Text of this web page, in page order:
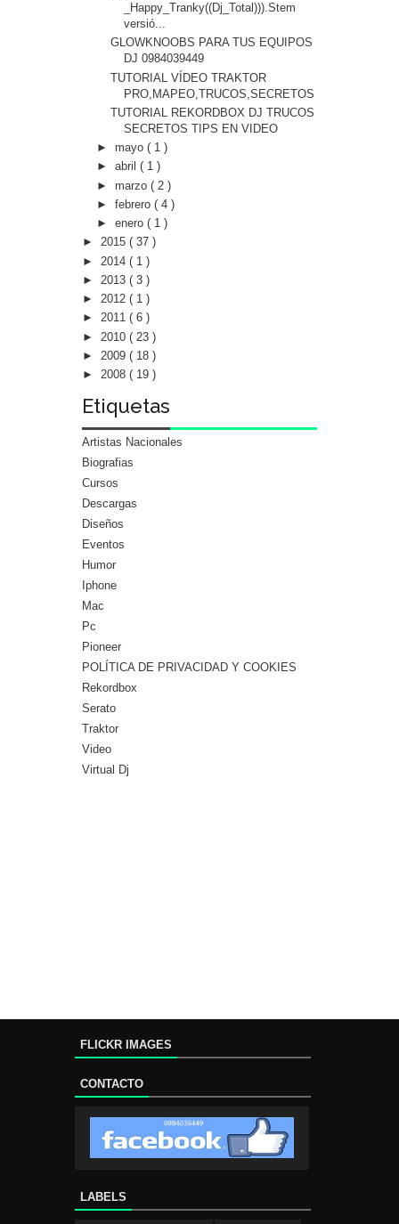
_Happy_Tranky((Dj_Total))).Stem
versió...
GLOWKNOOBS PARA TUS EQUIPOS
DJ 0984039449
TUTORIAL VÍDEO TRAKTOR
PRO,MAPEO,TRUCOS,SECRETOS
TUTORIAL REKORDBOX DJ TRUCOS
SECRETOS TIPS EN VIDEO
► mayo ( 1 )
► abril ( 1 )
► marzo ( 2 )
► febrero ( 4 )
► enero ( 1 )
► 2015 ( 37 )
► 2014 ( 1 )
► 2013 ( 3 )
► 2012 ( 1 )
► 2011 ( 6 )
► 2010 ( 23 )
► 2009 ( 18 )
► 2008 ( 19 )
Etiquetas
Artistas Nacionales
Biografias
Cursos
Descargas
Diseños
Eventos
Humor
Iphone
Mac
Pc
Pioneer
POLÍTICA DE PRIVACIDAD Y COOKIES
Rekordbox
Serato
Traktor
Video
Virtual Dj
FLICKR IMAGES
CONTACTO
LABELS